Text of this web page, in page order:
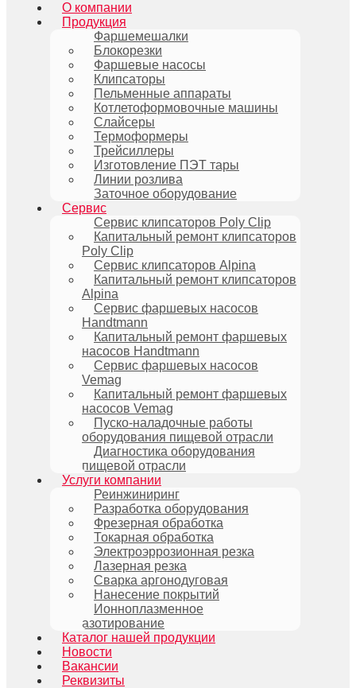
О компании
Продукция
Фаршемешалки
Блокорезки
Фаршевые насосы
Клипсаторы
Пельменные аппараты
Котлетоформовочные машины
Слайсеры
Термоформеры
Трейсиллеры
Изготовление ПЭТ тары
Линии розлива
Заточное оборудование
Сервис
Сервис клипсаторов Poly Clip
Капитальный ремонт клипсаторов
Poly Clip
Сервис клипсаторов Alpina
Капитальный ремонт клипсаторов
Alpina
Сервис фаршевых насосов
Handtmann
Капитальный ремонт фаршевых
насосов Handtmann
Сервис фаршевых насосов
Vemag
Капитальный ремонт фаршевых
насосов Vemag
Пуско-наладочные работы
оборудования пищевой отрасли
Диагностика оборудования
пищевой отрасли
Услуги компании
Реинжиниринг
Разработка оборудования
Фрезерная обработка
Токарная обработка
Электроэррозионная резка
Лазерная резка
Сварка аргонодуговая
Нанесение покрытий
Ионноплазменное
азотирование
Каталог нашей продукции
Новости
Вакансии
Реквизиты